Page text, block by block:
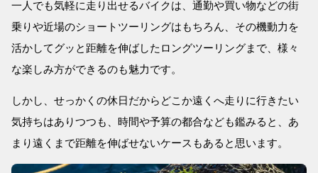
一人でも気軽に走り出せるバイクは、通勤や買い物などの街
乗りや近場のショートツーリングはもちろん、その機動力を
活かしてグッと距離を伸ばしたロングツーリングまで、様々
な楽しみ方ができるのも魅力です。
しかし、せっかくの休日だからどこか遠くへ走りに行きたい
気持ちはありつつも、時間や予算の都合なども鑑みると、あ
まり遠くまで距離を伸ばせないケースもあると思います。